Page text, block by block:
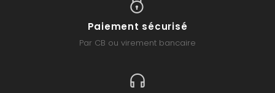
Paiement sécurisé
Par CB ou virement bancaire